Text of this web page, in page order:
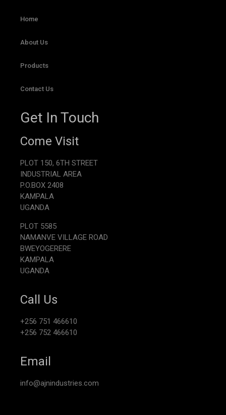
Home
About Us
Products
Contact Us
Get In Touch
Come Visit
PLOT 150, 6TH STREET
INDUSTRIAL AREA
P.O.BOX 2408
KAMPALA
UGANDA
PLOT 5585
NAMANVE VILLAGE ROAD
BWEYOGERERE
KAMPALA
UGANDA
Call Us
+256 751 466610
+256 752 466610
Email
info@ajnindustries.com